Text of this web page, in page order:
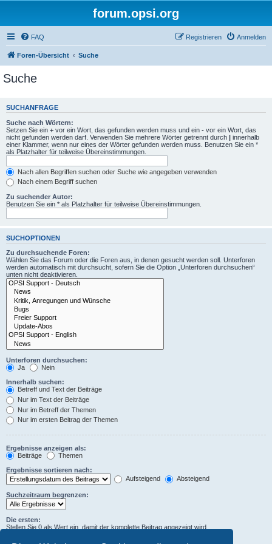
forum.opsi.org
FAQ Anmelden
Registrieren
Foren-Übersicht Suche
Suche
SUCHANFRAGE
Suche nach Wörtern:
Setzen Sie ein + vor ein Wort, das gefunden werden muss und ein - vor ein Wort, das
nicht gefunden werden darf. Verwenden Sie mehrere Wörter getrennt durch | innerhalb
einer Klammer, wenn nur eines der Wörter gefunden werden muss. Benutzen Sie ein *
als Platzhalter für teilweise Übereinstimmungen.
Nach allen Begriffen suchen oder Suche wie angegeben verwenden
Nach einem Begriff suchen
Zu suchender Autor:
Benutzen Sie ein * als Platzhalter für teilweise Übereinstimmungen.
SUCHOPTIONEN
Zu durchsuchende Foren:
Wählen Sie das Forum oder die Foren aus, in denen gesucht werden soll. Unterforen
werden automatisch mit durchsucht, sofern Sie die Option „Unterforen durchsuchen“
unten nicht deaktivieren.
Unterforen durchsuchen:
Ja
Nein
Innerhalb suchen:
Betreff und Text der Beiträge
Nur im Text der Beiträge
Nur im Betreff der Themen
Nur im ersten Beitrag der Themen
Ergebnisse anzeigen als:
Beiträge
Themen
Ergebnisse sortieren nach:
Aufsteigend
Absteigend
Suchzeitraum begrenzen:
Die ersten:
Stellen Sie 0 als Wert ein, damit der komplette Beitrag angezeigt wird.